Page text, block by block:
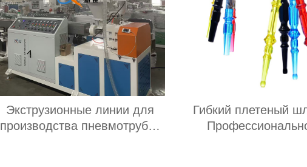
Экструзионные линии для
производства пневмотрубки
Гибкий плетеный